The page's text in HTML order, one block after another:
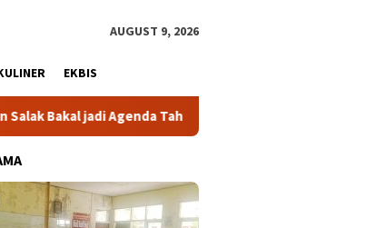
AUGUST 9, 2026
EKBIS
Agenda Tahunan Gabpeknas Dukung Ridwan